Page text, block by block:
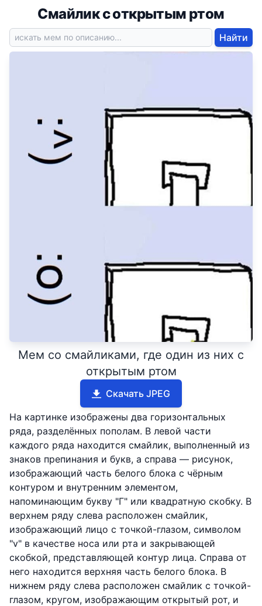
Смайлик с открытым ртом
Найти
Мем со смайликами, где один из них с
открытым ртом
Скачать JPEG
На картинке изображены два горизонтальных
ряда, разделённых пополам. В левой части
каждого ряда находится смайлик, выполненный из
знаков препинания и букв, а справа — рисунок,
изображающий часть белого блока с чёрным
контуром и внутренним элементом,
напоминающим букву "Г" или квадратную скобку. В
верхнем ряду слева расположен смайлик,
изображающий лицо с точкой-глазом, символом
"v" в качестве носа или рта и закрывающей
скобкой, представляющей контур лица. Справа от
него находится верхняя часть белого блока. В
нижнем ряду слева расположен смайлик с точкой-
глазом, кругом, изображающим открытый рот, и